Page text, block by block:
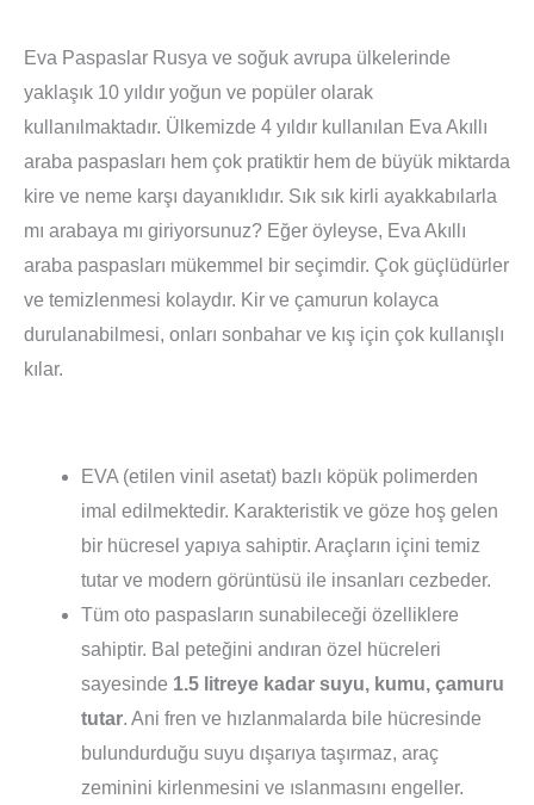
Eva Paspaslar Rusya ve soğuk avrupa ülkelerinde
yaklaşık 10 yıldır yoğun ve popüler olarak
kullanılmaktadır. Ülkemizde 4 yıldır kullanılan Eva Akıllı
araba paspasları hem çok pratiktir hem de büyük miktarda
kire ve neme karşı dayanıklıdır. Sık sık kirli ayakkabılarla
mı arabaya mı giriyorsunuz? Eğer öyleyse, Eva Akıllı
araba paspasları mükemmel bir seçimdir. Çok güçlüdürler
ve temizlenmesi kolaydır. Kir ve çamurun kolayca
durulanabilmesi, onları sonbahar ve kış için çok kullanışlı
kılar.
EVA (etilen vinil asetat) bazlı köpük polimerden
imal edilmektedir. Karakteristik ve göze hoş gelen
bir hücresel yapıya sahiptir. Araçların içini temiz
tutar ve modern görüntüsü ile insanları cezbeder.
Tüm oto paspasların sunabileceği özelliklere
sahiptir. Bal peteğini andıran özel hücreleri
sayesinde 1.5 litreye kadar suyu, kumu, çamuru
tutar. Ani fren ve hızlanmalarda bile hücresinde
bulundurduğu suyu dışarıya taşırmaz, araç
zeminini kirlenmesini ve ıslanmasını engeller.